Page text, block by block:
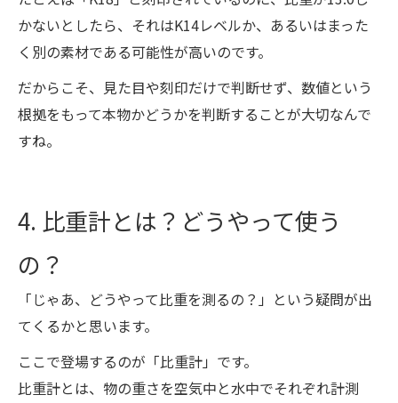
かないとしたら、それはK14レベルか、あるいはまった
く別の素材である可能性が高いのです。
だからこそ、見た目や刻印だけで判断せず、数値という
根拠をもって本物かどうかを判断することが大切なんで
すね。
4. 比重計とは？どうやって使う
の？
「じゃあ、どうやって比重を測るの？」という疑問が出
てくるかと思います。
ここで登場するのが「比重計」です。
比重計とは、物の重さを空気中と水中でそれぞれ計測